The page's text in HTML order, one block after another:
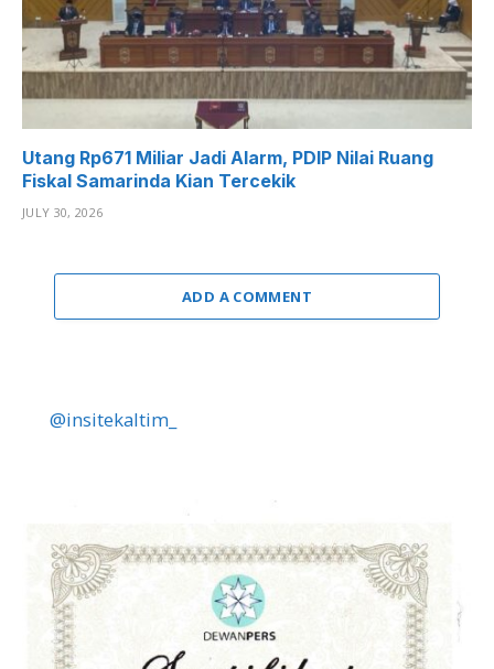
Utang Rp671 Miliar Jadi Alarm, PDIP Nilai Ruang
Fiskal Samarinda Kian Tercekik
JULY 30, 2026
ADD A COMMENT
@insitekaltim_